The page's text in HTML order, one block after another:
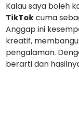
Kalau saya boleh
TikTokcuma
Anggap ini
kreatif,
pengalaman.
berarti dan